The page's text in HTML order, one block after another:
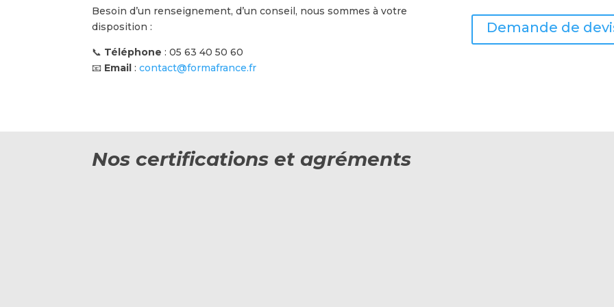
Besoin d’un renseignement, d’un conseil, nous sommes à votre
disposition :
📞 Téléphone : 05 63 40 50 60
📧 Email : contact@formafrance.fr
Demande de
Nos certifications et agréments